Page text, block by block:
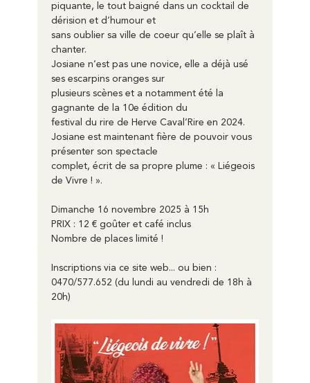
piquante, le tout baigné dans un cocktail de
dérision et d’humour et
sans oublier sa ville de coeur qu’elle se plaît à
chanter.
Josiane n’est pas une novice, elle a déjà usé
ses escarpins oranges sur
plusieurs scènes et a notamment été la
gagnante de la 10e édition du
festival du rire de Herve Caval’Rire en 2024.
Josiane est maintenant fière de pouvoir vous
présenter son spectacle
complet, écrit de sa propre plume : « Liégeois
de Vivre ! ».
Dimanche 16 novembre 2025 à 15h
PRIX : 12 € goûter et café inclus
Nombre de places limité !
Inscriptions via ce site web... ou bien :
0470/577.652 (du lundi au vendredi de 18h à
20h)